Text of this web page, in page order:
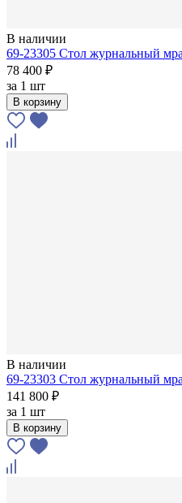
В наличии
69-23305 Стол журнальный
78 400 ₽
за 1 шт
В корзину
В наличии
69-23303 Стол журнальный
141 800 ₽
за 1 шт
В корзину